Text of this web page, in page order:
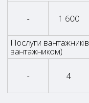
- 1 600
Послуги
вантажником)
- 4